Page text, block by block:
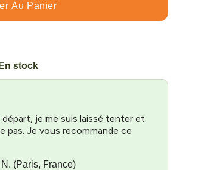
Au Panier
En stock
départ, je me suis laissé tenter et
pas. Je vous recommande ce
(Paris, France)